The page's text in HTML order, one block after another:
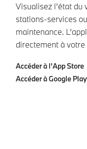
Visualisez l’état du
stations-services
maintenance.
directement à votre
Accéder à l’App Store
Accéder à Google